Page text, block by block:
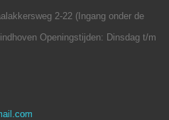
2-22 (Ingang onder de
Openingstijden: Dinsdag t/m